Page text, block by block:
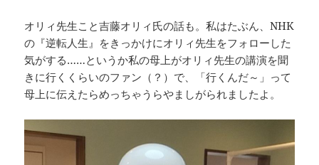
オリィ先生こと吉藤オリィ氏の話も。私はたぶん、NHK
の『逆転人生』をきっかけにオリィ先生をフォローした
気がする……というか私の母上がオリィ先生の講演を聞
きに行くくらいのファン（？）で、「行くんだ～」って
母上に伝えたらめっちゃうらやましがられましたよ。